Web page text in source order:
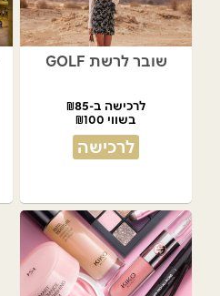
שובר לרשת GOLF
לרכישה ב-₪85
בשווי ₪100
לרכישה